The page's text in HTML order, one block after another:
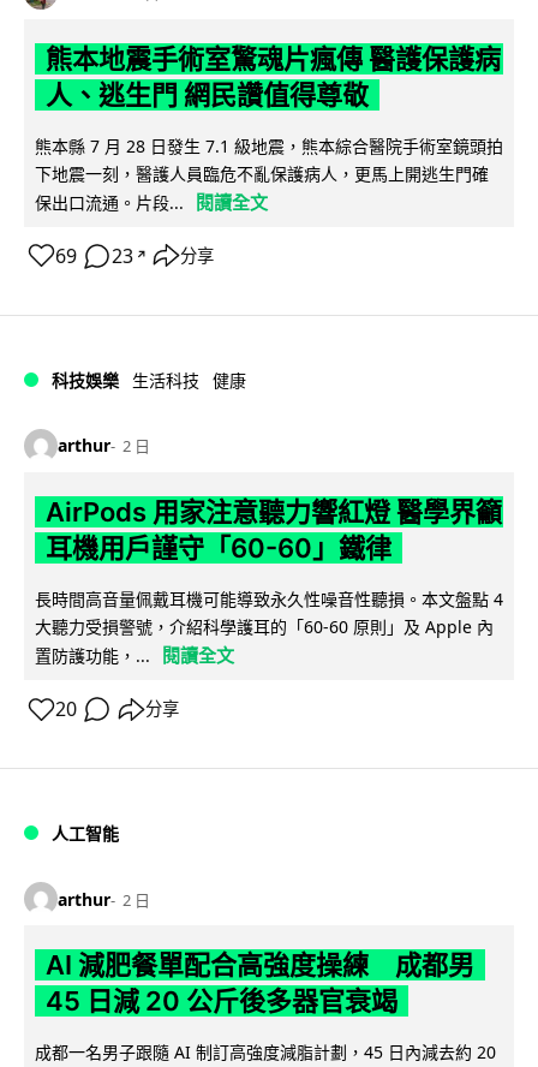
熊本地震手術室驚魂片瘋傳 醫護保護病
人、逃生門 網民讚值得尊敬
熊本縣 7 月 28 日發生 7.1 級地震，熊本綜合醫院手術室鏡頭拍
下地震一刻，醫護人員臨危不亂保護病人，更馬上開逃生門確
保出口流通。片段...
閱讀全文
69 23 ↗ 分享
科技娛樂 生活科技 健康
arthur 2 日
AirPods 用家注意聽力響紅燈 醫學界籲
耳機用戶謹守「60-60」鐵律
長時間高音量佩戴耳機可能導致永久性噪音性聽損。本文盤點 4
大聽力受損警號，介紹科學護耳的「60-60 原則」及 Apple 內
置防護功能，...
閱讀全文
20 分享
人工智能
arthur 2 日
AI 減肥餐單配合高強度操練 成都男
45 日減 20 公斤後多器官衰竭
成都一名男子跟隨 AI 制訂高強度減脂計劃，45 日內減去約 20